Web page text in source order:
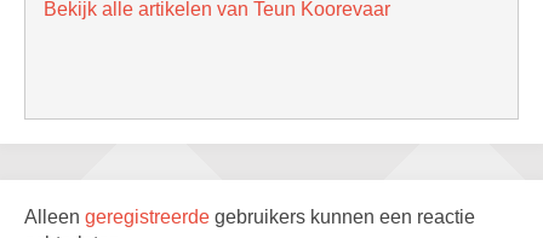
Bekijk alle artikelen van Teun Koorevaar
Alleen geregistreerde gebruikers kunnen een reactie